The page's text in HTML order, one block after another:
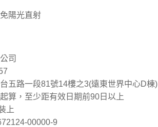
陽光直射
司
五路一段81號14樓之3(遠東世界中心D棟)
算，至少距有效日期前90日以上
上
00000-9